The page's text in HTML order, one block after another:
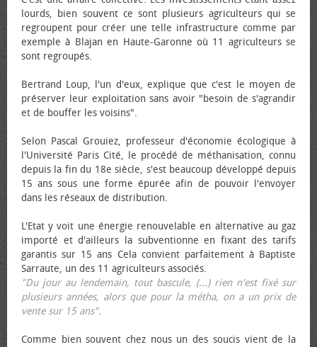
lourds, bien souvent ce sont plusieurs agriculteurs qui se
regroupent pour créer une telle infrastructure comme par
exemple à Blajan en Haute-Garonne où 11 agriculteurs se
sont regroupés.
Bertrand Loup, l'un d'eux, explique que c'est le moyen de
préserver leur exploitation sans avoir "besoin de s'agrandir
et de bouffer les voisins".
Selon Pascal Grouiez, professeur d'économie écologique à
l'Université Paris Cité, le procédé de méthanisation, connu
depuis la fin du 18e siècle, s'est beaucoup développé depuis
15 ans sous une forme épurée afin de pouvoir l'envoyer
dans les réseaux de distribution.
L'Etat y voit une énergie renouvelable en alternative au gaz
importé et d'ailleurs la subventionne en fixant des tarifs
garantis sur 15 ans Cela convient parfaitement à Baptiste
Sarraute, un des 11 agriculteurs associés.
"Du jour au lendemain, tout bascule, (...) rien n'est fixé sur
plusieurs années, alors que pour la métha, on a un prix de
vente sur 15 ans".
Comme bien souvent chez nous un des soucis vient de la